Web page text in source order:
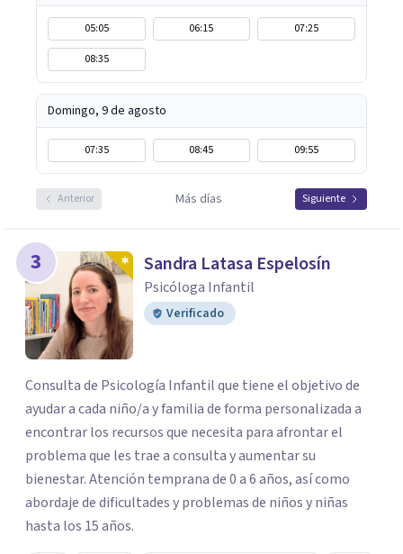
05:05 06:15
07:25
08:35
Domingo, 9 de agosto
07:35 08:45 09:55
Anterior Más días Siguiente
3 Sandra Latasa Espelosín
Psicóloga Infantil
Verificado
Consulta de Psicología Infantil que tiene el objetivo de
ayudar a cada niño/a y familia de forma personalizada a
encontrar los recursos que necesita para afrontar el
problema que les trae a consulta y aumentar su
bienestar. Atención temprana de 0 a 6 años, así como
abordaje de dificultades y problemas de niños y niñas
hasta los 15 años.